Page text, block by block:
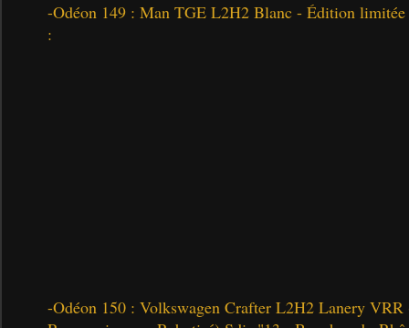
-Odéon 149 : Man TGE L2H2 Blanc - Édition
:
-Odéon 150 : Volkswagen Crafter L2H2 Lanery VRR